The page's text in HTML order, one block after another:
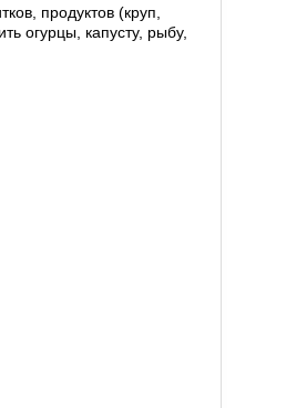
продуктов (круп,
огурцы, капусту, рыбу,